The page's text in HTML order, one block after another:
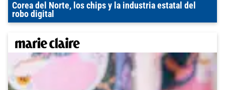
Corea del Norte, los chips y la industria estatal del
robo digital